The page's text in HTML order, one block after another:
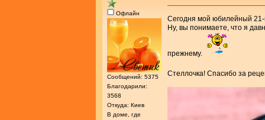
Офлайн
Сообщений: 5375
Благодарили:
3568
Откуда: Киев
В доме, где
Сегодня мой юбилейный 21-
Ну, вы понимаете, что я
прежнему.
Стеллочка! Спасибо за